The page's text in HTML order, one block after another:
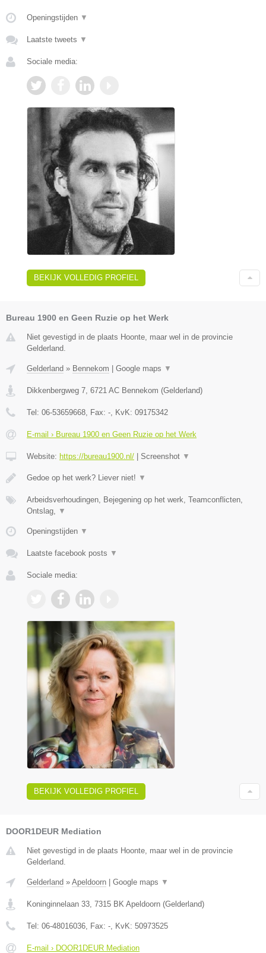
Openingstijden ▼
Laatste tweets ▼
Sociale media:
BEKIJK VOLLEDIG PROFIEL
Bureau 1900 en Geen Ruzie op het Werk
Niet gevestigd in de plaats Hoonte, maar wel in de provincie
Gelderland.
Gelderland » Bennekom Google maps ▼
Dikkenbergweg 7 6721 AC Bennekom (Gelderland)
Tel: 06-53659668 , Fax: - , KvK: 09175342
E-mail › Bureau 1900 en Geen Ruzie op het Werk
Website: https://bureau1900.nl/ Screenshot ▼
Gedoe op het werk? Liever niet! ▼
Arbeidsverhoudingen, Bejegening op het werk, Teamconflicten,
Ontslag,
▼
Openingstijden ▼
Laatste facebook posts ▼
Sociale media:
BEKIJK VOLLEDIG PROFIEL
DOOR1DEUR Mediation
Niet gevestigd in de plaats Hoonte, maar wel in de provincie
Gelderland.
Gelderland » Apeldoorn Google maps ▼
Koninginnelaan 33 7315 BK Apeldoorn (Gelderland)
Tel: 06-48016036 , Fax: - , KvK: 50973525
E-mail › DOOR1DEUR Mediation